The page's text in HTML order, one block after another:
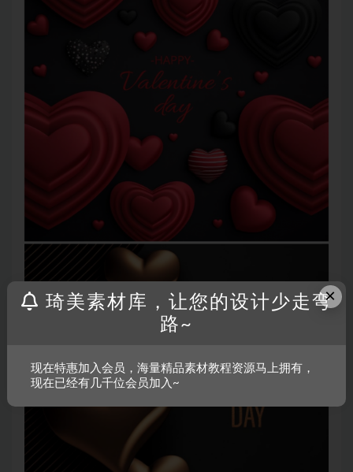
×
琦美素材库，让您的设计少走弯
路~
现在特惠加入会员，海量精品素材教程资源马上拥有，
现在已经有几千位会员加入~